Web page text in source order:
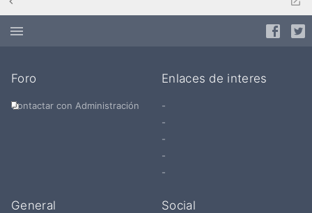
Foro
Contactar con Administración
Enlaces de interes
-
-
-
-
-
General Social